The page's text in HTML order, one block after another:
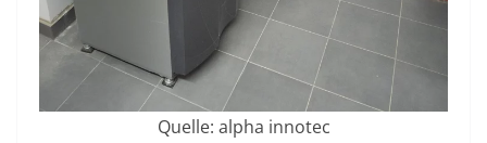
Quelle: alpha innotec